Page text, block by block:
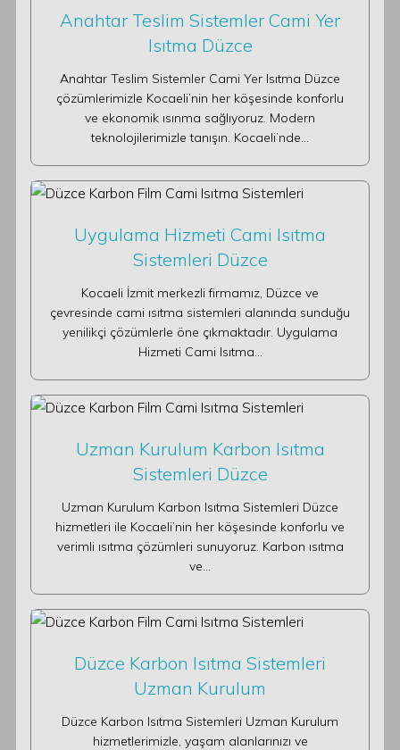
Anahtar Teslim Sistemler Cami Yer
Isıtma Düzce
Anahtar Teslim Sistemler Cami Yer Isıtma Düzce
çözümlerimizle Kocaeli’nin her köşesinde konforlu
ve ekonomik ısınma sağlıyoruz. Modern
teknolojilerimizle tanışın. Kocaeli’nde…
Uygulama Hizmeti Cami Isıtma
Sistemleri Düzce
Kocaeli İzmit merkezli firmamız, Düzce ve
çevresinde cami ısıtma sistemleri alanında sunduğu
yenilikçi çözümlerle öne çıkmaktadır. Uygulama
Hizmeti Cami Isıtma…
Uzman Kurulum Karbon Isıtma
Sistemleri Düzce
Uzman Kurulum Karbon Isıtma Sistemleri Düzce
hizmetleri ile Kocaeli’nin her köşesinde konforlu ve
verimli ısıtma çözümleri sunuyoruz. Karbon ısıtma
ve…
Düzce Karbon Isıtma Sistemleri
Uzman Kurulum
Düzce Karbon Isıtma Sistemleri Uzman Kurulum
hizmetlerimizle, yaşam alanlarınızı ve